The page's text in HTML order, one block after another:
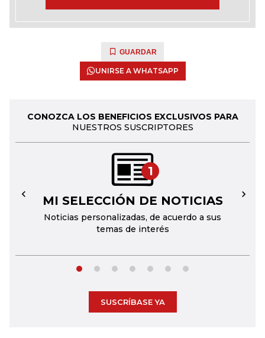
GUARDAR
UNIRSE A WHATSAPP
CONOZCA LOS BENEFICIOS EXCLUSIVOS PARA
NUESTROS SUSCRIPTORES
1
MI SELECCIÓN DE NOTICIAS
Noticias personalizadas, de acuerdo a sus
temas de interés
← →
SUSCRÍBASE YA